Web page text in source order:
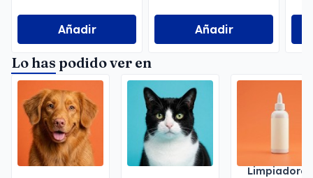
Añadir Añadir
Lo has podido ver en
Limpiadores